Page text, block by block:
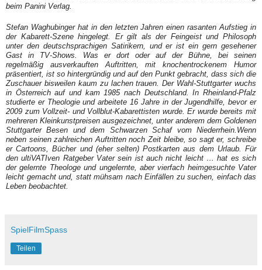
beim Panini Verlag.
Stefan Waghubingerhat in den letzten Jahren einen rasanten Aufstieg in
der Kabarett-Szene hingelegt. Er gilt als der Feingeist und Philosoph
unter den deutschsprachigen Satirikern, und er ist ein gern gesehener
Gast in TV-Shows. Was er dort oder auf der Bühne, bei seinen
regelmäßig ausverkauften Auftritten, mit knochentrockenem Humor
präsentiert, ist so hintergründig und auf den Punkt gebracht, dass sich die
Zuschauer bisweilen kaum zu lachen trauen. Der Wahl-Stuttgarter wuchs
in Österreich auf und kam 1985 nach Deutschland. In Rheinland-Pfalz
studierte er Theologie und arbeitete 16 Jahre in der Jugendhilfe, bevor er
2009 zum Vollzeit- und Vollblut-Kabarettisten wurde. Er wurde bereits mit
mehreren Kleinkunstpreisen ausgezeichnet, unter anderem dem Goldenen
Stuttgarter Besen und dem Schwarzen Schaf vom Niederrhein. Wenn
neben seinen zahlreichen Auftritten noch Zeit bleibe, so sagt er, schreibe
er Cartoons, Bücher und (eher selten) Postkarten aus dem Urlaub. Für
den ultiVATIven Ratgeber Vater sein ist auch nicht leicht …hat es sich
der gelernte Theologe und ungelernte, aber vierfach heimgesuchte Vater
leicht gemacht und, statt mühsam nach Einfällen zu suchen, einfach das
Leben beobachtet.
SpielFilmSpass
Teilen